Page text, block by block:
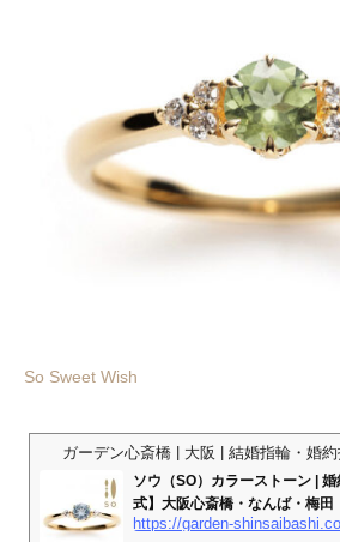
So Sweet Wish
ガーデン心斎橋 | 大阪 | 結婚指輪・婚約
ソウ（SO）カラーストーン |
式】大阪心斎橋・なんば・梅田
https://garden-